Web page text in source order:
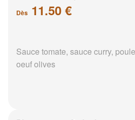
Dès 11.50 €
Sauce tomate, sauce curry,
oeuf olives